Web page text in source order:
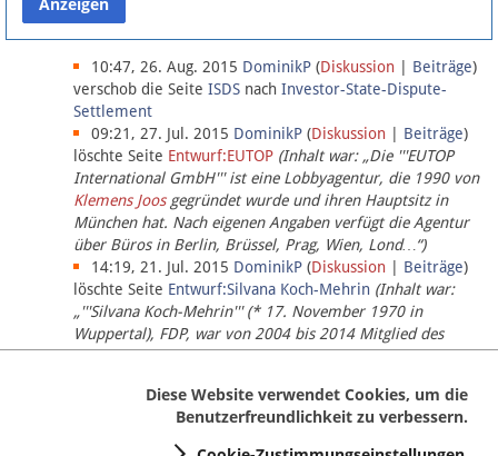
Datenschutz
Über Lobbypedia
Impressum
10:47, 26. Aug. 2015 DominikP (Diskussion Beiträge)
verschob die Seite ISDS nach Investor-State-Dispute-
Settlement
09:21, 27. Jul. 2015 DominikP (Diskussion Beiträge)
löschte Seite Entwurf:EUTOP (Inhalt war: „Die '''EUTOP
International GmbH''' ist eine Lobbyagentur, die 1990 von
Klemens Joosgegründet wurde und ihren Hauptsitz in
München hat. Nach eigenen Angaben verfügt die Agentur
über Büros in Berlin, Brüssel, Prag, Wien, Lond…“)
14:19, 21. Jul. 2015 DominikP (Diskussion Beiträge)
löschte Seite Entwurf:Silvana Koch-Mehrin (Inhalt war:
„'''Silvana Koch-Mehrin''' (* 17. November 1970 in
Wuppertal), FDP, war von 2004 bis 2014 Mitglied des
Europäischen Parlaments, seit November 2014 ist sie für
Diese Website verwendet Cookies, um die
Benutzerfreundlichkeit zu verbessern.